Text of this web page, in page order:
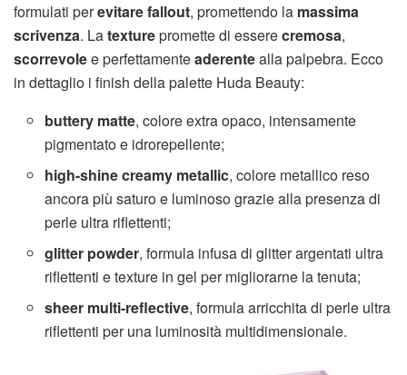
formulati perevitare fallout, promettendo la massima
scrivenza. Latexturepromette di esserecremosa,
scorrevolee perfettamenteaderentealla palpebra. Ecco
in dettaglio i finish della palette Huda Beauty:
buttery matte, colore extra opaco, intensamente
pigmentato e idrorepellente;
high-shine creamy metallic, colore metallico reso
ancora più saturo e luminoso grazie alla presenza di
perle ultra riflettenti;
glitter powder, formula infusa di glitter argentati ultra
riflettenti e texture in gel per migliorarne la tenuta;
sheer multi-reflective, formula arricchita di perle ultra
riflettenti per una luminosità multidimensionale.